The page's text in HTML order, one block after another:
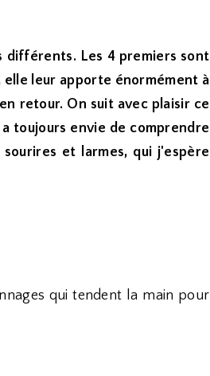
différents. Les 4 premiers sont
leur apporte énormément à
retour. On suit avec plaisir ce
toujours envie de comprendre
et larmes, qui j'espère
qui tendent la main pour